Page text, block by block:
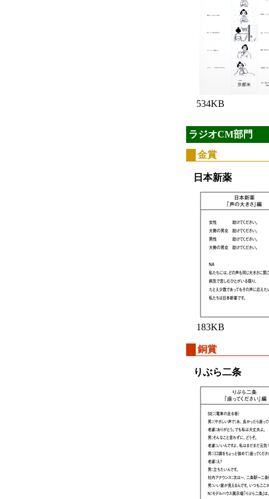
534KB
ラジオCM部門
金賞
日本新薬
183KB
銅賞
りぶら二条